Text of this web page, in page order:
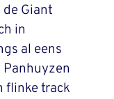
Giant
in
al eens
flinke track